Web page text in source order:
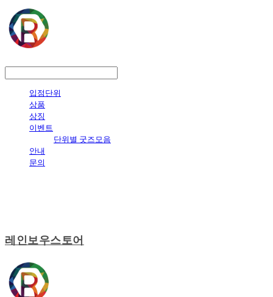
입점단위
상품
상징
이벤트
단위별 굿즈모음
안내
문의
레인보우스토어